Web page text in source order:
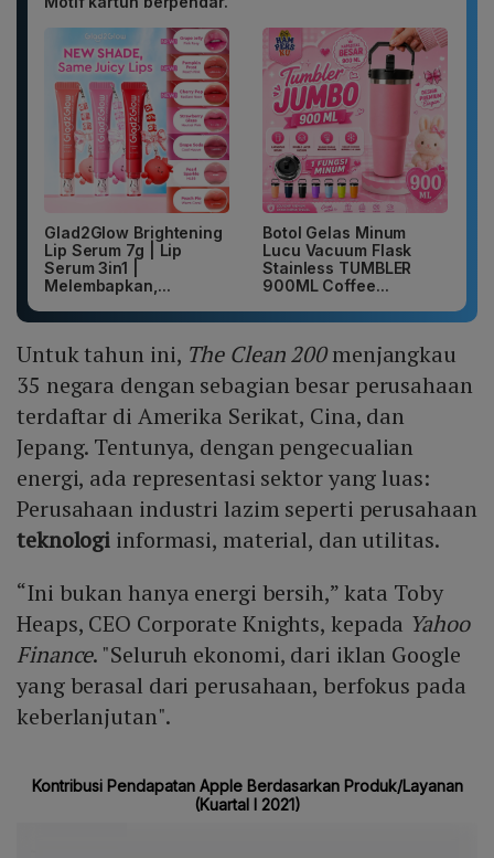
Glad2Glow Brightening
Lip Serum 7g | Lip
Serum 3in1 |
Melembapkan,...
Botol Gelas Minum
Lucu Vacuum Flask
Stainless TUMBLER
900ML Coffee...
Untuk tahun ini, The Clean 200menjangkau
35 negara dengan sebagian besar perusahaan
terdaftar di Amerika Serikat, Cina, dan
Jepang. Tentunya, dengan pengecualian
energi, ada representasi sektor yang luas:
Perusahaan industri lazim seperti perusahaan
teknologi informasi, material, dan utilitas.
“Ini bukan hanya energi bersih,” kata Toby
Heaps, CEO Corporate Knights, kepada Yahoo
Finance. "Seluruh ekonomi, dari iklan Google
yang berasal dari perusahaan, berfokus pada
keberlanjutan".